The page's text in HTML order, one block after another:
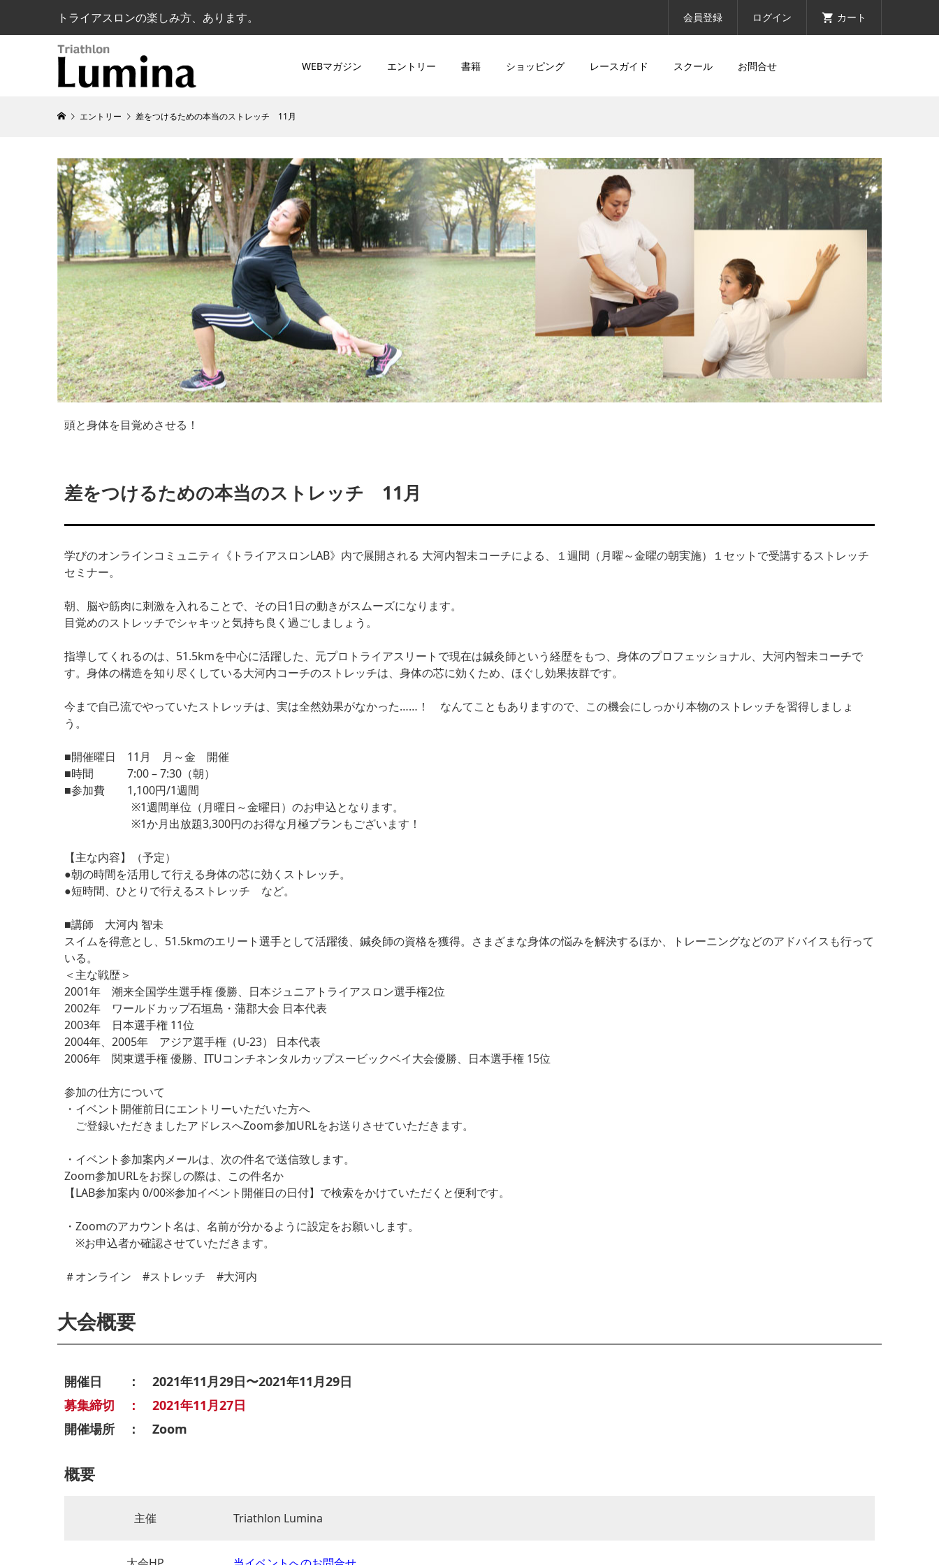
トライアスロンの楽しみ方、あります。 会員登録 ログイン カート
WEBマガジン エントリー 書籍 ショッピング レースガイド スクール お問合せ
エントリー 差をつけるための本当のストレッチ 11月
頭と身体を目覚めさせる！
差をつけるための本当のストレッチ 11月
学びのオンラインコミュニティ《トライアスロンLAB》内で展開される 大河内智未コーチによる、１週間（月曜～金曜の朝実施）１セットで受講するストレッチ
セミナー。
朝、脳や筋肉に刺激を入れることで、その日1日の動きがスムーズになります。
目覚めのストレッチでシャキッと気持ち良く過ごしましょう。
指導してくれるのは、51.5kmを中心に活躍した、元プロトライアスリートで現在は鍼灸師という経歴をもつ、身体のプロフェッショナル、大河内智未コーチで
す。身体の構造を知り尽くしている大河内コーチのストレッチは、身体の芯に効くため、ほぐし効果抜群です。
今まで自己流でやっていたストレッチは、実は全然効果がなかった……！ なんてこともありますので、この機会にしっかり本物のストレッチを習得しましょ
う。
■開催曜日 11月 月～金 開催
■時間 7:00 – 7:30（朝）
■参加費 1,100円/1週間
※1週間単位（月曜日～金曜日）のお申込となります。
※1か月出放題3,300円のお得な月極プランもございます！
【主な内容】（予定）
●朝の時間を活用して行える身体の芯に効くストレッチ。
●短時間、ひとりで行えるストレッチ など。
■講師 大河内 智未
スイムを得意とし、51.5kmのエリート選手として活躍後、鍼灸師の資格を獲得。さまざまな身体の悩みを解決するほか、トレーニングなどのアドバイスも行って
いる。
＜主な戦歴＞
2001年 潮来全国学生選手権 優勝、日本ジュニアトライアスロン選手権2位
2002年 ワールドカップ石垣島・蒲郡大会 日本代表
2003年 日本選手権 11位
2004年、2005年 アジア選手権（U-23） 日本代表
2006年 関東選手権 優勝、ITUコンチネンタルカップスービックベイ大会優勝、日本選手権 15位
参加の仕方について
・イベント開催前日にエントリーいただいた方へ
ご登録いただきましたアドレスへZoom参加URLをお送りさせていただきます。
・イベント参加案内メールは、次の件名で送信致します。
Zoom参加URLをお探しの際は、この件名か
【LAB参加案内 0/00※参加イベント開催日の日付】で検索をかけていただくと便利です。
・Zoomのアカウント名は、名前が分かるように設定をお願いします。
※お申込者か確認させていただきます。
＃オンライン #ストレッチ #大河内
大会概要
開催日 ： 2021年11月29日〜2021年11月29日
募集締切 ： 2021年11月27日
開催場所 ： Zoom
概要
主催 Triathlon Lumina